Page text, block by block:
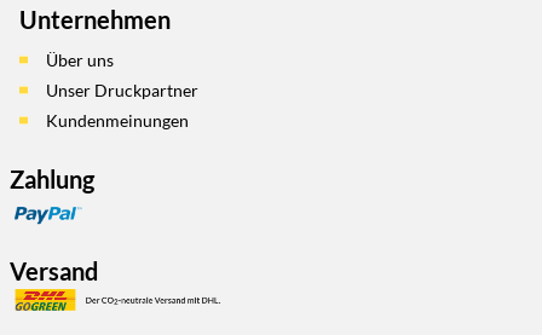
Unternehmen
Über uns
Unser Druckpartner
Kundenmeinungen
Zahlung
Versand